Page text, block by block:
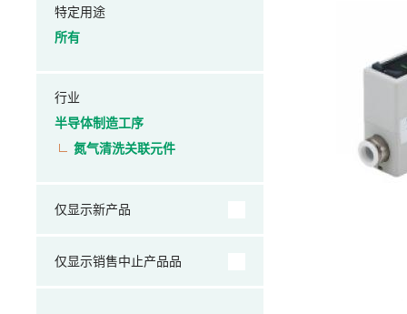
特定用途
所有
行业
半导体制造工序
氮气清洗关联元件
仅显示新产品
仅显示销售中止产品品